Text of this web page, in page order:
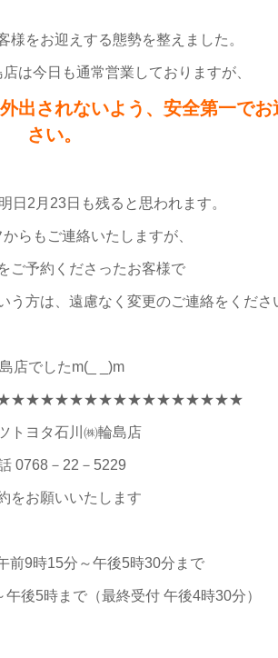
様をお迎えする態勢を整えました。
は今日も通常営業しておりますが、
出されないよう、安全第一でお
さい。
日2月23日も残ると思われます。
らもご連絡いたしますが、
ご予約くださったお客様で
う方は、遠慮なく変更のご連絡をくださ
店でしたm(_ _)m
トヨタ石川㈱輪島店
0768－22－5229
をお願いいたします
前9時15分～午後5時30分まで
後5時まで（最終受付 午後4時30分）